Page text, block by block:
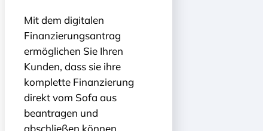
Mit dem digitalen
Finanzierungs­antrag
ermöglichen Sie Ihren
Kunden, dass sie ihre
komplette Finanzierung
direkt vom Sofa aus
beantragen und
abschließen können.